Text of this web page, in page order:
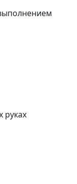
руках